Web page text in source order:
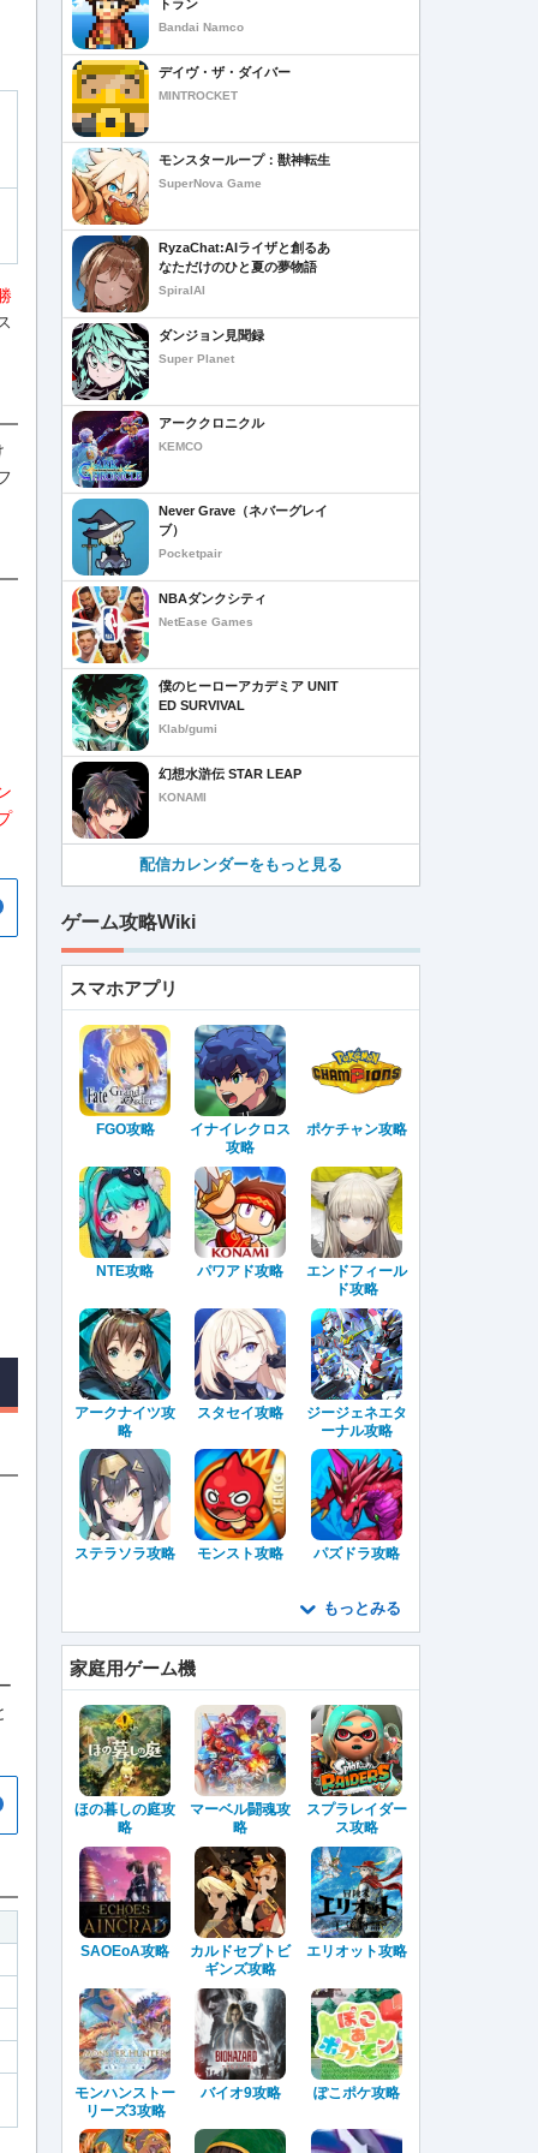
トラン
Bandai Namco
デイヴ・ザ・ダイバー
MINTROCKET
モンスターループ：獣神転生
SuperNova Game
RyzaChat:AIライザと創るあ
なただけのひと夏の夢物語
SpiralAI
ダンジョン見聞録
Super Planet
アーククロニクル
KEMCO
Never Grave（ネバーグレイ
ブ）
Pocketpair
NBAダンクシティ
NetEase Games
僕のヒーローアカデミア UNIT
ED SURVIVAL
Klab/gumi
幻想水滸伝 STAR LEAP
KONAMI
配信カレンダーをもっと見る
ゲーム攻略Wiki
スマホアプリ
FGO攻略
イナイレクロス
攻略
ポケチャン攻略
NTE攻略 パワアド攻略
エンドフィール
ド攻略
アークナイツ攻
略
スタセイ攻略
ジージェネエタ
ーナル攻略
ステラソラ攻略 モンスト攻略 パズドラ攻略
もっとみる
家庭用ゲーム機
ほの暮しの庭攻
略
マーベル闘魂攻
略
スプラレイダー
ス攻略
SAOEoA攻略
カルドセプトビ
ギンズ攻略
エリオット攻略
モンハンストー
リーズ3攻略
バイオ9攻略 ぽこポケ攻略